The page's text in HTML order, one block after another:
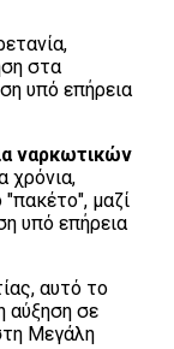
στα
υπό επήρεια
ναρκωτικών
χρόνια,
"πακέτο", μαζί
υπό επήρεια
αυτό το
αύξηση σε
Μεγάλη